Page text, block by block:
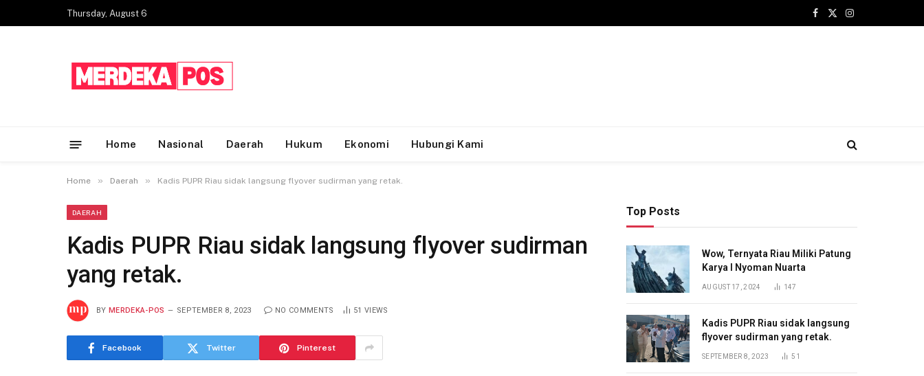
Thursday, August 6
Facebook
X
Instagram
Home Nasional Daerah Hukum Ekonomi Hubungi Kami
Home » Daerah » Kadis PUPR Riau sidak langsung flyover sudirman yang retak.
DAERAH
Kadis PUPR Riau sidak langsung flyover sudirman
yang retak.
BY MERDEKA-POS SEPTEMBER 8, 2023 NO COMMENTS 51 VIEWS
Facebook Twitter Pinterest
Top Posts
Wow, Ternyata Riau Miliki Patung
Karya I Nyoman Nuarta
AUGUST 17, 2024 147
Kadis PUPR Riau sidak langsung
flyover sudirman yang retak.
SEPTEMBER 8, 2023 51